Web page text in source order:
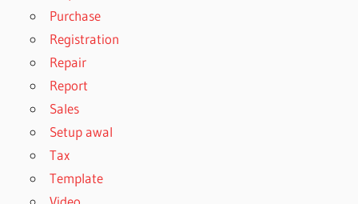
Purchase
Registration
Repair
Report
Sales
Setup awal
Tax
Template